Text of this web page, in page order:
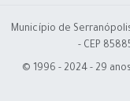
Município de
- CEP
© 1996 - 2024 - 29